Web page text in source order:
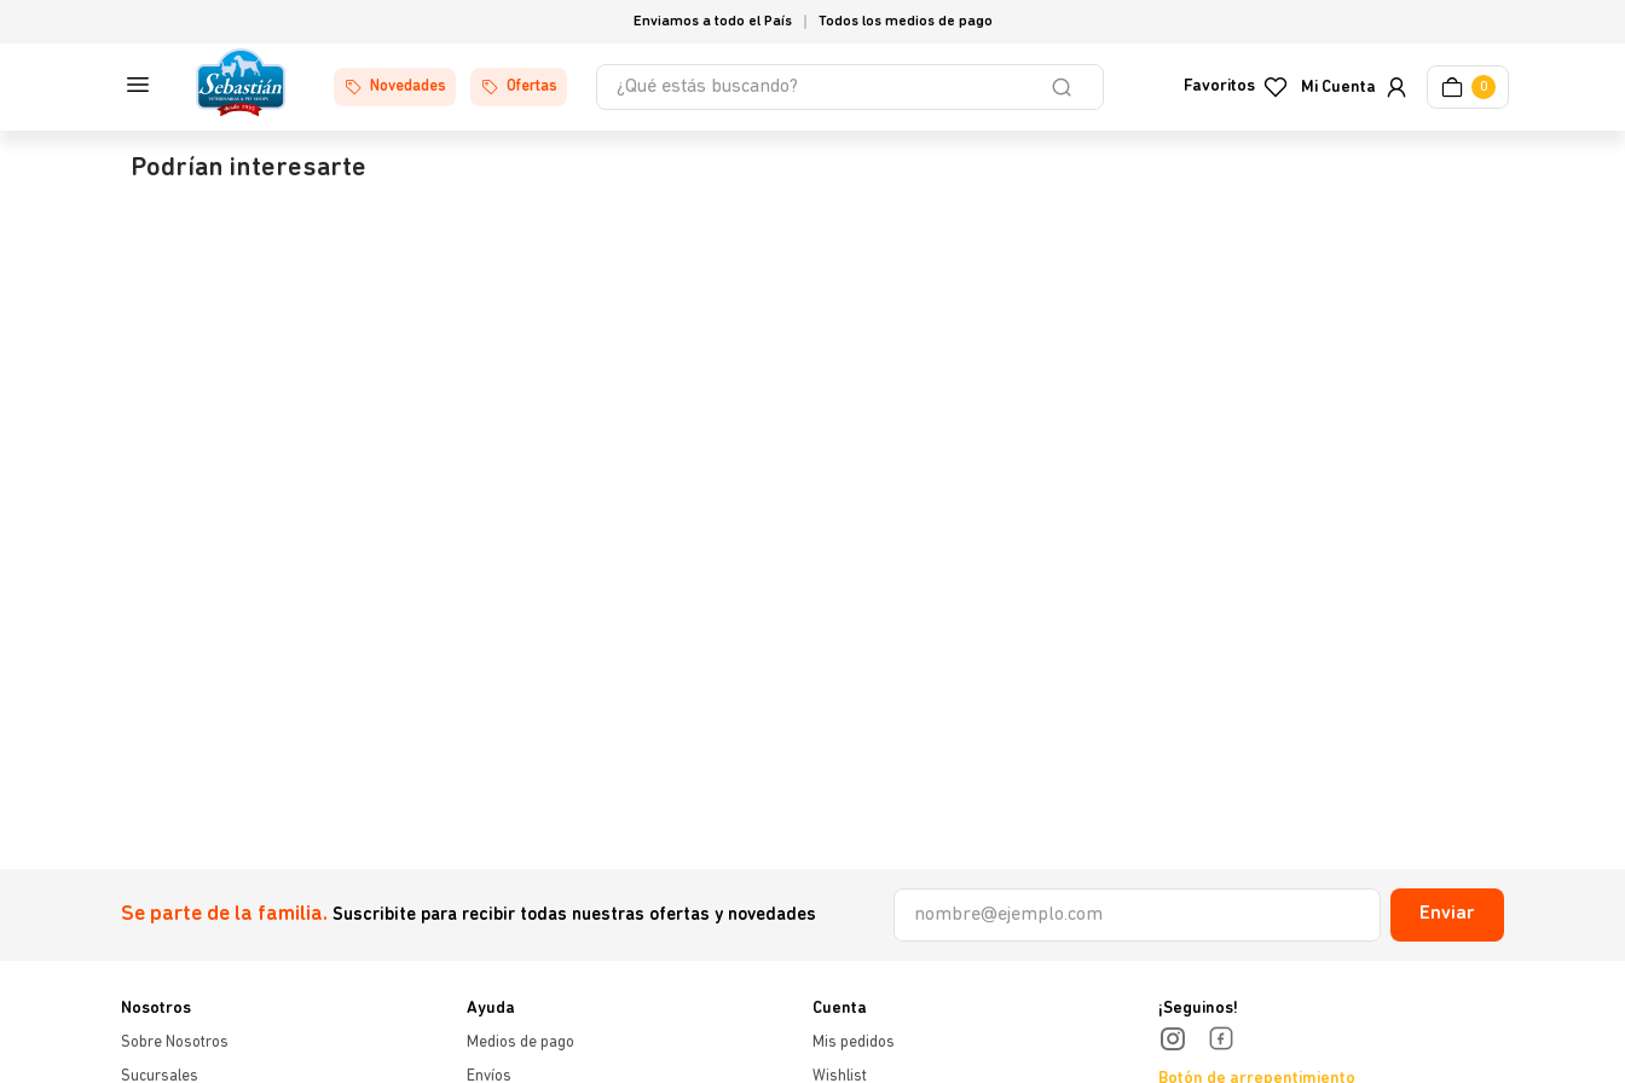
Enviamos a todo el País Todos los medios de pago
Novedades Ofertas
¿Qué estás buscando?
Favoritos 0
Podrían interesarte
Se parte de la familia. Suscribite para recibir todas nuestras ofertas y novedades Enviar
Nosotros
Sobre Nosotros
Sucursales
Ayuda
Medios de pago
Envíos
Cuenta
Mis pedidos
Wishlist
¡Seguinos!
Botón de arrepentimiento